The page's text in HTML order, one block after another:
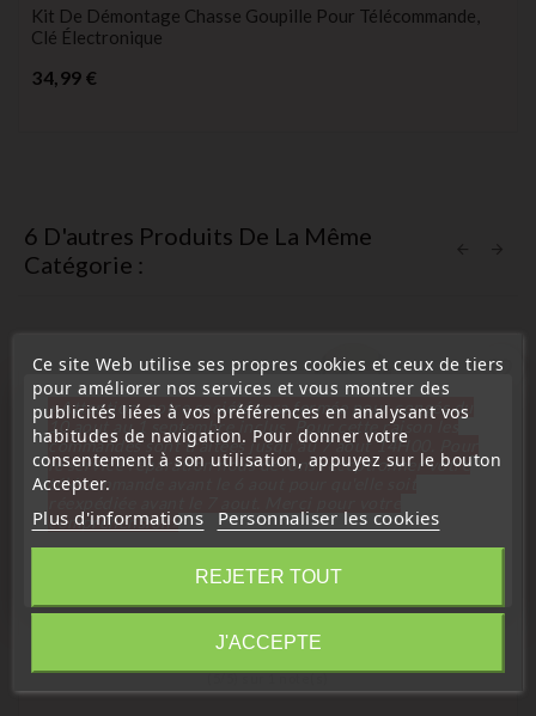
Kit De Démontage Chasse Goupille Pour Télécommande,
Clé Électronique
34,99 €
6 D'autres Produits De La Même
Catégorie :
favorite_border
Ce site Web utilise ses propres cookies et ceux de tiers
pour améliorer nos services et vous montrer des
publicités liées à vos préférences en analysant vos
habitudes de navigation. Pour donner votre
consentement à son utilisation, appuyez sur le bouton
Accepter.
Plus d'informations Personnaliser les cookies
REJETER TOUT
J'ACCEPTE
« Attention, notre société sera fermée pour congés du
10 aout au 1 septembre inclus. Pour cette raison les
commandes sont traitées jusqu'au 7 aout 14H00. Pour
le service réparation nous devons réceptionner votre
télécommande avant le 6 aout pour qu'elle soit
compréhension»
Fermer
Information